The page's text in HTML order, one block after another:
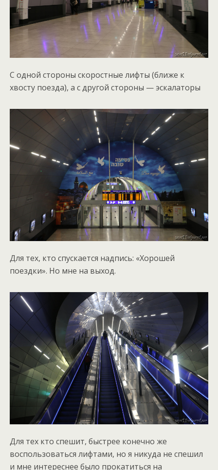
С одной стороны скоростные лифты (ближе к
хвосту поезда), а с другой стороны — эскалаторы
Для тех, кто спускается надпись: «Хорошей
поездки». Но мне на выход.
Для тех кто спешит, быстрее конечно же
воспользоваться лифтами, но я никуда не спешил
и мне интереснее было прокатиться на